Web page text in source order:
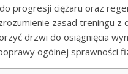
progresji ciężaru oraz
zasad treningu z
drzwi do osiągnięcia
ogólnej sprawności